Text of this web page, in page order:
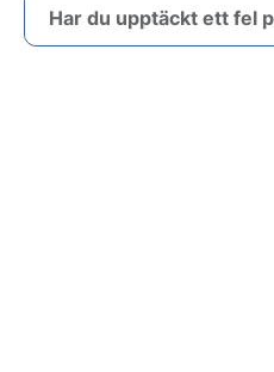
Har du upptäckt ett fel